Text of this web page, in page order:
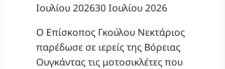
Ιουλίου 202630 Ιουλίου 2026
Ο Επίσκοπος Γκούλου Νεκτάριος
παρέδωσε σε ιερείς της Βόρειας
Ουγκάντας τις μοτοσικλέτες που